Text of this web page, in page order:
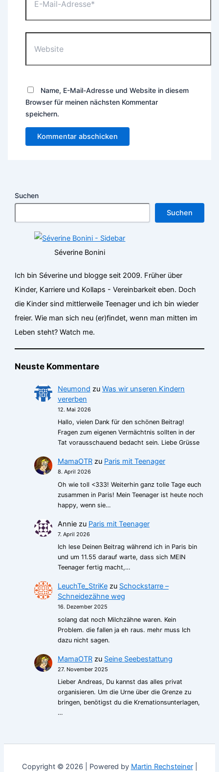
Name, E-Mail-Adresse und Website in diesem
Browser für meinen nächsten Kommentar
speichern.
Suchen
Suchen
Séverine Bonini
Ich bin Séverine und blogge seit 2009. Früher über
Kinder, Karriere und Kollaps - Vereinbarkeit eben. Doch
die Kinder sind mittlerweile Teenager und ich bin wieder
freier. Wie man sich neu (er)findet, wenn man mitten im
Leben steht? Watch me.
Neuste Kommentare
Neumond zu Was wir unseren Kindern
vererben
12. Mai 2026
Hallo, vielen Dank für den schönen Beitrag!
Fragen zum eigenen Vermächtnis sollten in der
Tat vorausschauend bedacht sein. Liebe Grüsse
MamaOTRzu Paris mit Teenager
8. April 2026
Oh wie toll <333! Weiterhin ganz tolle Tage euch
zusammen in Paris! Mein Teenager ist heute noch
happy, wenn sie…
Anniezu Paris mit Teenager
7. April 2026
Ich lese Deinen Beitrag während ich in Paris bin
und um 11.55 darauf warte, dass sich MEIN
Teenager fertig macht,…
LeuchTe_StriKezu Schockstarre –
Schneidezähne weg
16. Dezember 2025
solang dat noch Milchzähne waren. Kein
Problem. die fallen ja eh raus. mehr muss Ich
dazu nicht sagen.
MamaOTRzu Seine Seebestattung
27. November 2025
Lieber Andreas, Du kannst das alles privat
organisieren. Um die Urne über die Grenze zu
bringen, benötigst du die Kremationsunterlagen,
…
Copyright © 2026 | Powered by Martin Rechsteiner|